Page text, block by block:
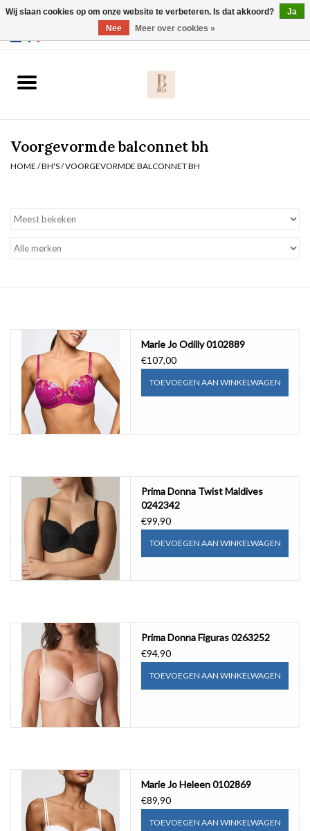
Slip
Nachtmode
Lingerie-accessoires
Cadeaubonnen
Voorgevormde balconnet bh
HOME /BH'S/VOORGEVORMDE BALCONNET BH
Marie Jo Odilly 0102889
€107,00
TOEVOEGEN AAN WINKELWAGEN
Prima Donna Twist Maldives
0242342
€99,90
TOEVOEGEN AAN WINKELWAGEN
Prima Donna Figuras 0263252
€94,90
TOEVOEGEN AAN WINKELWAGEN
Marie Jo Heleen 0102869
€89,90
TOEVOEGEN AAN WINKELWAGEN
Wij slaan cookies op om onze website te verbeteren. Is dat akkoord?
Ja
Nee
Meer over cookies »
Webshop werkt met EU maten. .